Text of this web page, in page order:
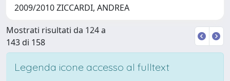
2009/2010 ZICCARDI, ANDREA
Mostrati risultati da 124 a
143 di 158
Legenda icone accesso al fulltext